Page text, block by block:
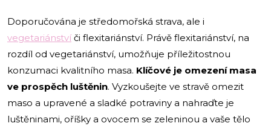
Doporučována je středomořská strava, ale i
vegetariánstvíči flexitariánství. Právě flexitariánství, na
rozdíl od vegetariánství, umožňuje příležitostnou
konzumaci kvalitního masa. Klíčové je omezení masa
ve prospěch luštěnin. Vyzkoušejte ve stravě omezit
maso a upravené a sladké potraviny a nahraďte je
luštěninami, oříšky a ovocem se zeleninou a vaše tělo